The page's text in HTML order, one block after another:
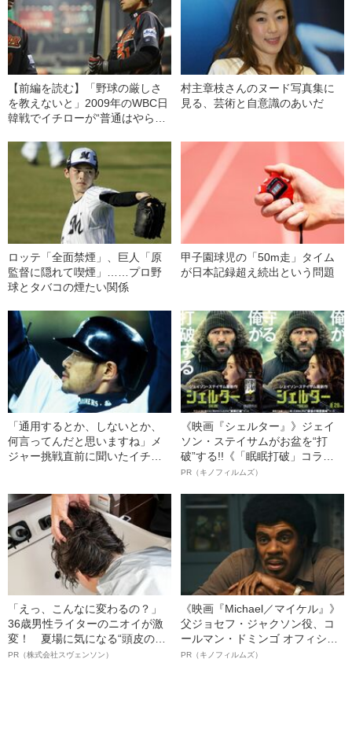
【前編を読む】「野球の厳しさ
を教えないと」2009年のWBC日
韓戦でイチローが“普通はやらな
村主章枝さんのヌード写真集に
見る、芸術と自意識のあいだ
ロッテ「全面禁煙」、巨人「原
監督に隠れて喫煙」……プロ野
球とタバコの煙たい関係
甲子園球児の「50m走」タイム
が日本記録超え続出という問題
「通用するとか、しないとか、
何言ってんだと思いますね」メ
ジャー挑戦直前に聞いたイチロ
《映画『シェルター』》ジェイ
ソン・ステイサムがお盆を“打
破”する!!《「眠眠打破」コラ
ボ》
PR（キノフィルムズ）
「えっ、こんなに変わるの？」
36歳男性ライターのニオイが激
変！ 夏場に気になる“頭皮のニ
オイ”や“ベタつき”を解消す
PR（株式会社スヴェンソン）
《映画『Michael／マイケル』》
父ジョセフ・ジャクソン役、コ
ールマン・ドミンゴ オフィシャ
ルインタビュー“観客を魅了した
PR（キノフィルムズ）